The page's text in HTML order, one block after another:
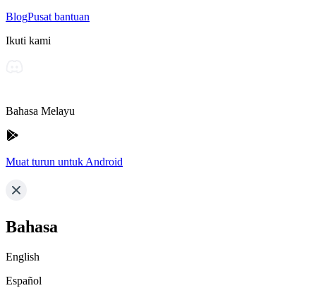
BlogPusat bantuan
Ikuti kami
Bahasa Melayu
Muat turun untuk Android
Bahasa
English
Español